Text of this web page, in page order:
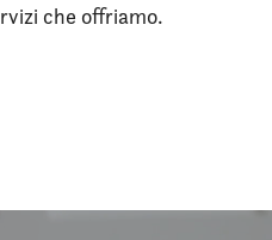
che offriamo.